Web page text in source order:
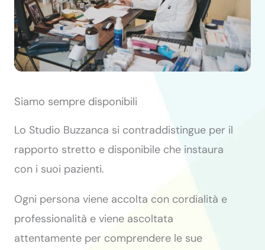
Siamo sempre disponibili
Lo Studio Buzzanca si contraddistingue per il
rapporto stretto e disponibile che instaura
con i suoi pazienti.
Ogni persona viene accolta con cordialità e
professionalità e viene ascoltata
attentamente per comprendere le sue